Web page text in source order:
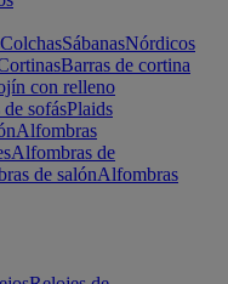
ColchasSábanasNórdicos
Barras de cortina
con relleno
sofásPlaids
Alfombras
Alfombras de
de salónAlfombras